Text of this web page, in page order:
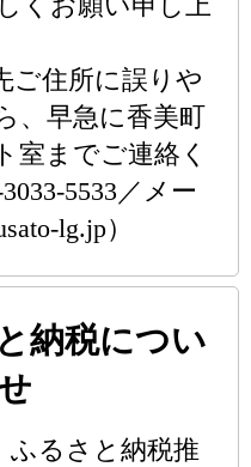
ご住所に誤りや
、早急に香美町
室までご連絡く
5533／メー
lg.jp）
納税につい
るさと納税推